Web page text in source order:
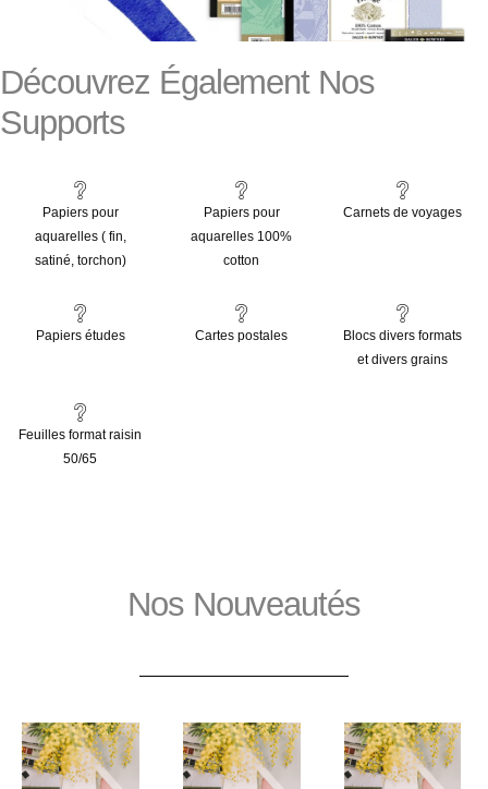
Découvrez Également Nos
Supports
Papiers pour
aquarelles ( fin,
satiné, torchon)
Papiers pour
aquarelles 100%
cotton
Carnets de voyages
Papiers études Cartes postales
Blocs divers formats
et divers grains
Feuilles format raisin
50/65
Nos Nouveautés